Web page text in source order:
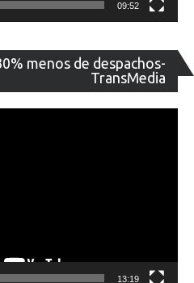
09:52
menos de despachos-
TransMedia
de
13:19